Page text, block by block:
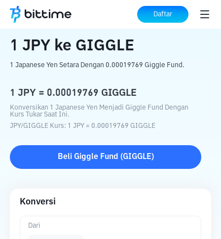
Daftar
Beranda Konverter Kripto ke GIGGLE
1 JPY ke GIGGLE
1 Japanese Yen Setara Dengan 0.00019769 Giggle Fund.
1 JPY = 0.00019769 GIGGLE
Konversikan 1 Japanese Yen Menjadi Giggle Fund Dengan
Kurs Tukar Saat Ini.
JPY/GIGGLE Kurs: 1 JPY = 0.00019769 GIGGLE
Beli Giggle Fund (GIGGLE)
Konversi
Dari